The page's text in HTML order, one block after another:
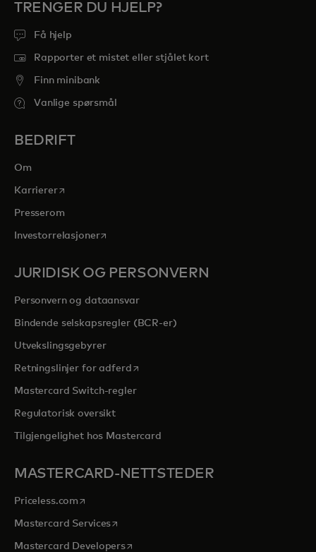
TRENGER DU HJELP?
Få hjelp
Rapporter et mistet eller stjålet kort
Finn minibank
Vanlige spørsmål
BEDRIFT
Om
Karriereropens in a new tab
Presserom
Investorrelasjoneropens in a new tab
JURIDISK OG PERSONVERN
Personvern og dataansvar
Bindende selskapsregler (BCR-er)
Utvekslingsgebyrer
Retningslinjer for adferdopens in a new tab
Mastercard Switch-regler
Regulatorisk oversikt
Tilgjengelighet hos Mastercard
MASTERCARD-NETTSTEDER
Priceless.com opens in a new tab
Mastercard Servicesopens in a new tab
Mastercard Developersopens in a new tab